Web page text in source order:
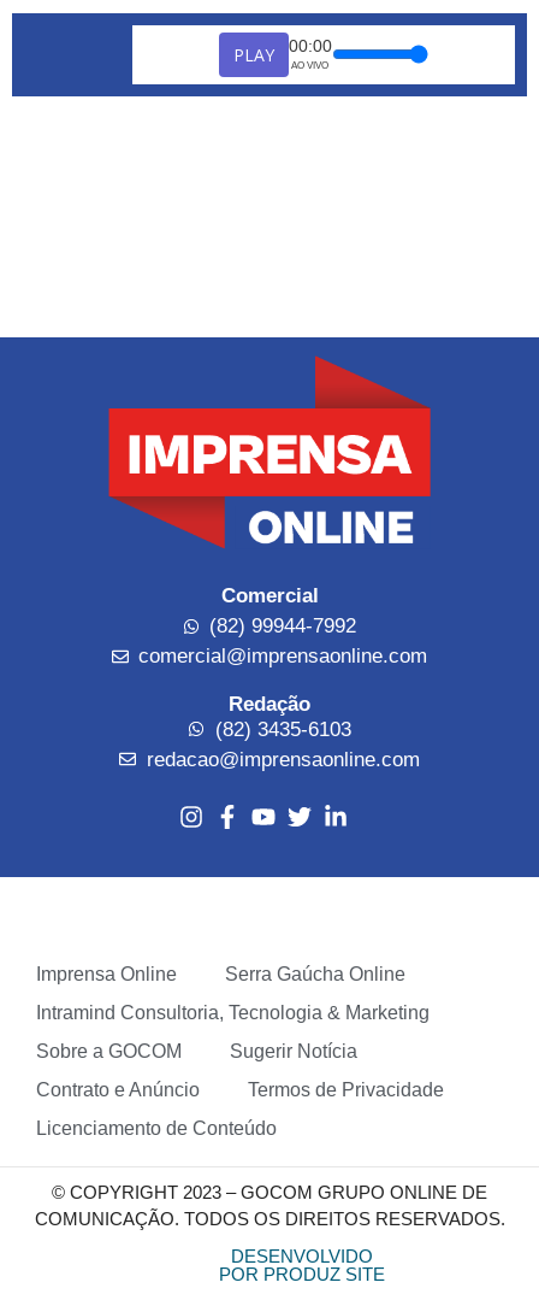
PLAY 00:00
AO VIVO
Comercial
(82) 99944-7992
comercial@imprensaonline.com
Redação
(82) 3435-6103
redacao@imprensaonline.com
Imprensa Online
Serra Gaúcha Online
Intramind Consultoria, Tecnologia & Marketing
Sobre a GOCOM
Sugerir Notícia
Contrato e Anúncio
Termos de Privacidade
Licenciamento de Conteúdo
© COPYRIGHT 2023 – GOCOM GRUPO ONLINE DE
COMUNICAÇÃO. TODOS OS DIREITOS RESERVADOS.
DESENVOLVIDO
POR PRODUZ SITE